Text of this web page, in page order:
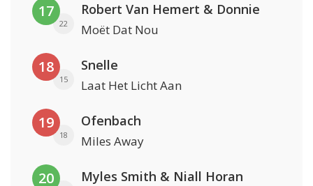
17
22
Robert Van Hemert & Donnie
Moët Dat Nou
18
15
Snelle
Laat Het Licht Aan
19
18
Ofenbach
Miles Away
20 Myles Smith & Niall Horan